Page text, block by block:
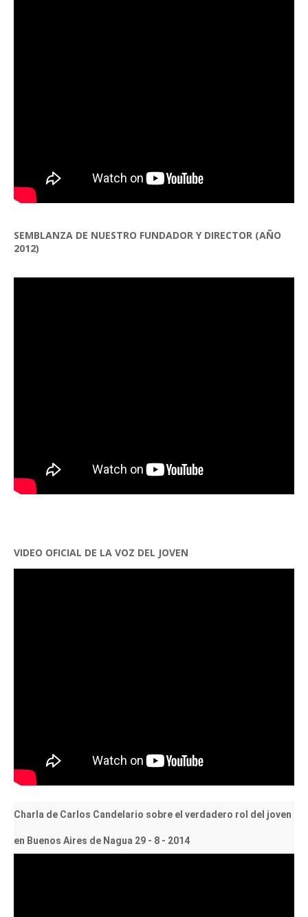
SEMBLANZA DE NUESTRO FUNDADOR Y DIRECTOR (AÑO
2012)
VIDEO OFICIAL DE LA VOZ DEL JOVEN
Charla de Carlos Candelario sobre el verdadero rol del joven
en Buenos Aires de Nagua 29 - 8 - 2014